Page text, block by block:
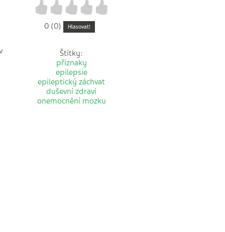
4
3
2
1
0 (0) Hlasovat!
Štítky:
příznaky
epilepsie
epileptický záchvat
duševní zdraví
onemocnění mozku